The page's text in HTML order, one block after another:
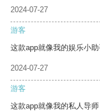
2024-07-27
游客
这款app就像我的娱乐小
2024-07-27
游客
这款app就像我的私人导